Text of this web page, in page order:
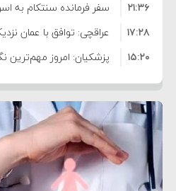
سفر فرمانده سنتکام به
۲۱:۳۶
عراقچی: توافق با عمان
۱۱ درصدی ایران از خزر
۱۷:۲۸
پزشکیان: امروز مهم‌ترین
است
۱۵:۲۰
ترامپ: مذاکرات با
۸:۳۶
بازداشت سفیر پیشین
فساد و اختلاس اموال
۱۰:۳۳
حادثه دریایی در نزدیکی
۵:۱۷
معاون دفتر پزشکیان:
واهی و کذب محض است
زمان و تاریخ مذاکرات
۲۰:۳۹